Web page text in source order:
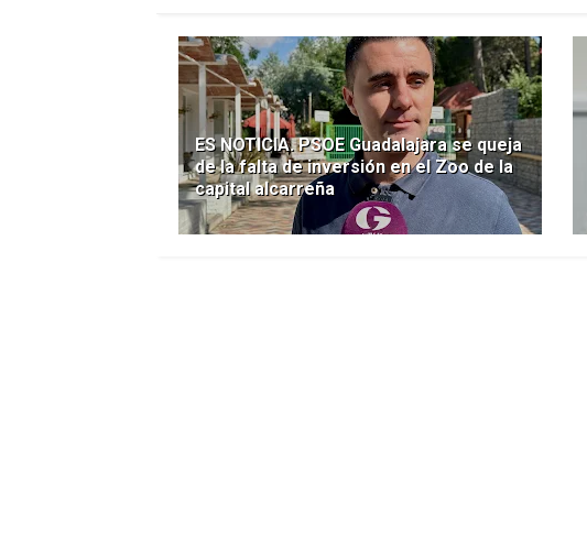
ES NOTICIA. PSOE Guadalajara se queja
de la falta de inversión en el Zoo de la
capital alcarreña